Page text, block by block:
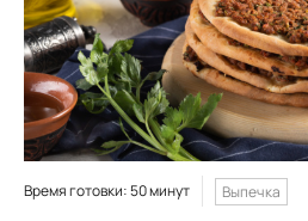
Время готовки: 50 минут Выпечка